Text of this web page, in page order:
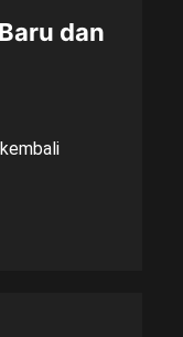
dan